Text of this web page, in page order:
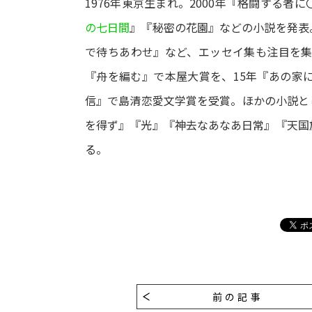
の七日間』『秘密の花園』などの小説を発
で待ちあわせ』など、エッセイ集も注目を
『舟を編む』で本屋大賞を、15年『あの
信』で島清恋愛文学賞を受賞。ほかの小説
を得ず』『光』『神去なあなあ日常』『天
る。
前の記事